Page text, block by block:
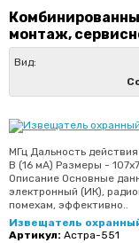
монтаж,
Вид:
МГц Дальность
В (16 мА) Размеры -
Описание Основные
электронный (ИК),
помехам, эффективно..
Извещатель
Артикул: Астра-551